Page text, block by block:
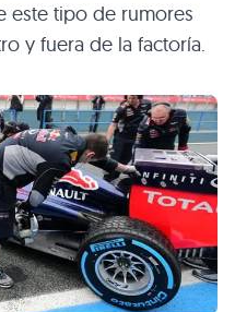
este tipo de rumores
y fuera de la factoría.